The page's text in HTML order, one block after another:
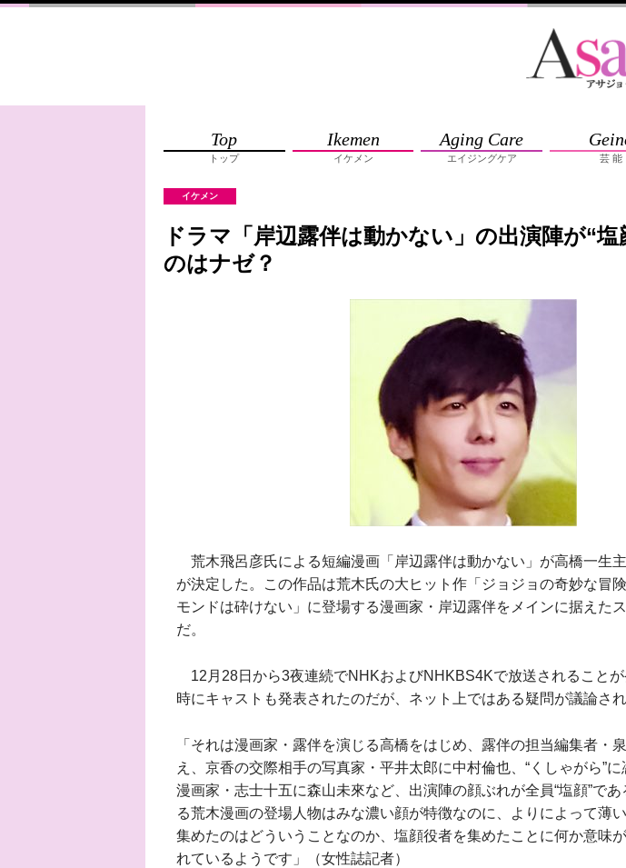
Top
トップ
Ikemen
イケメン
Aging Care
エイジングケア 芸 能
イケメン
ドラマ「岸辺露伴は動かない」の出演陣が“
のはナゼ？
荒木飛呂彦氏による短編漫画「岸辺露伴は動かない」が高橋一生
が決定した。この作品は荒木氏の大ヒット作「ジョジョの奇妙な冒
モンドは砕けない」に登場する漫画家・岸辺露伴をメインに据えた
だ。
12月28日から3夜連続でNHKおよびNHKBS4Kで放送されることが
時にキャストも発表されたのだが、ネット上ではある疑問が議論され
「それは漫画家・露伴を演じる高橋をはじめ、露伴の担当編集者・
え、京香の交際相手の写真家・平井太郎に中村倫也、“くしゃがら”
漫画家・志士十五に森山未來など、出演陣の顔ぶれが全員“塩顔”で
る荒木漫画の登場人物はみな濃い顔が特徴なのに、よりによって薄
集めたのはどういうことなのか、塩顔役者を集めたことに何か意味
れているようです」（女性誌記者）